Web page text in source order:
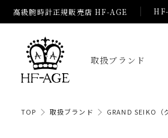
高級腕時計正規販売店 HF-AGE
取扱ブランド
TOP 取扱ブランド GRAND SEIKO（